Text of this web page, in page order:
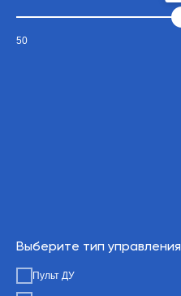
50
Выберите тип управления
Пульт ДУ